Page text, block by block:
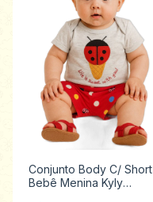
Conjunto Body C/ Short
Bebê Menina Kyly